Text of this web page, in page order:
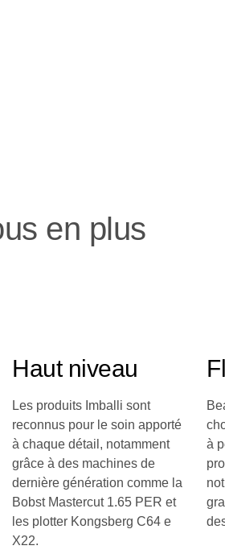
en plus
Haut niveau
Les produits Imballi sont
reconnus pour le soin apporté
à chaque détail, notamment
grâce à des machines de
dernière génération comme la
Bobst Mastercut 1.65 PER et
les plotter Kongsberg C64 e
X22.
à